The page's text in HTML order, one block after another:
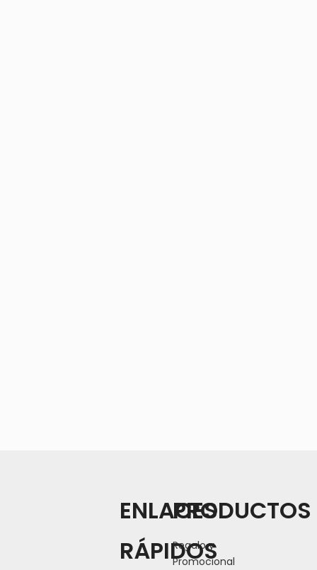
ENLACES
RÁPIDOS
PRODUCTOS
Regalo y
Promocional